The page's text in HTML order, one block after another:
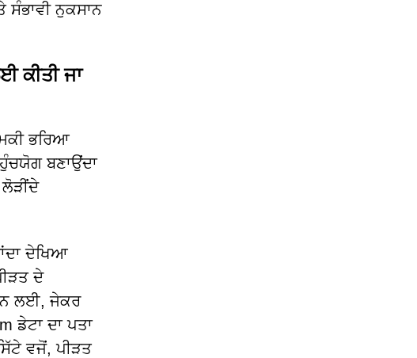
ਨੁਕਸਾਨ
ਕੀਤੀ ਜਾ
ਭਰਿਆ
ਬਣਾਉਂਦਾ
ਦੇਖਿਆ
ਦੇ
ਲਈ, ਜੇਕਰ
ਡੇਟਾ ਦਾ ਪਤਾ
ਵਜੋਂ, ਪੀੜਤ